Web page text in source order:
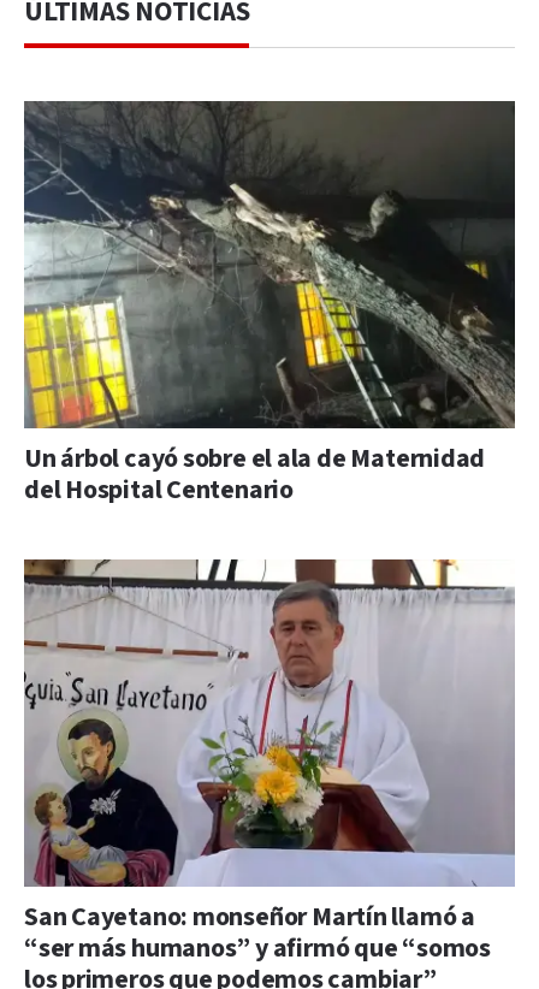
ÚLTIMAS NOTICIAS
Un árbol cayó sobre el ala de Maternidad
del Hospital Centenario
San Cayetano: monseñor Martín llamó a
“ser más humanos” y afirmó que “somos
los primeros que podemos cambiar”